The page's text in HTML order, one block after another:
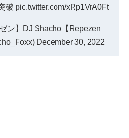
破 pic.twitter.com/xRp1VrA0Ft
ン】DJ Shacho【Repezen
December 30, 2022